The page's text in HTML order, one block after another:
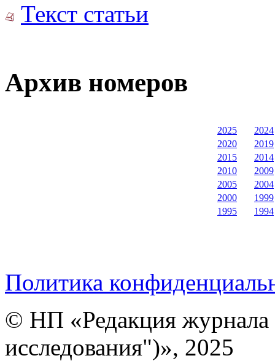
Текст статьи
Архив номеров
2025
2024
2020
2019
2015
2014
2010
2009
2005
2004
2000
1999
1995
1994
Политика
© НП «Редакция
исследования")», 2025